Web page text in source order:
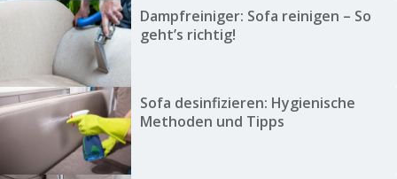
Dampfreiniger: Sofa reinigen – So
geht’s richtig!
Sofa desinfizieren: Hygienische
Methoden und Tipps